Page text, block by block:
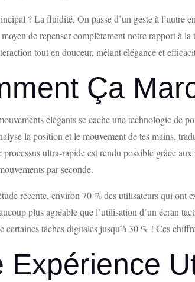
? La fluidité. On passe d’un geste à
moyen de repenser complètement notre rapport à
tout en douceur, mêlant élégance et
Ça
élégants se cache une technologie de
la position et le mouvement de tes mains,
processus ultra-rapide est rendu possible grâce
par seconde.
récente, environ 70 % des utilisateurs qui
plus agréable que l’utilisation d’un écran
certaines tâches digitales jusqu’à 30 % ! Ces
Expérience